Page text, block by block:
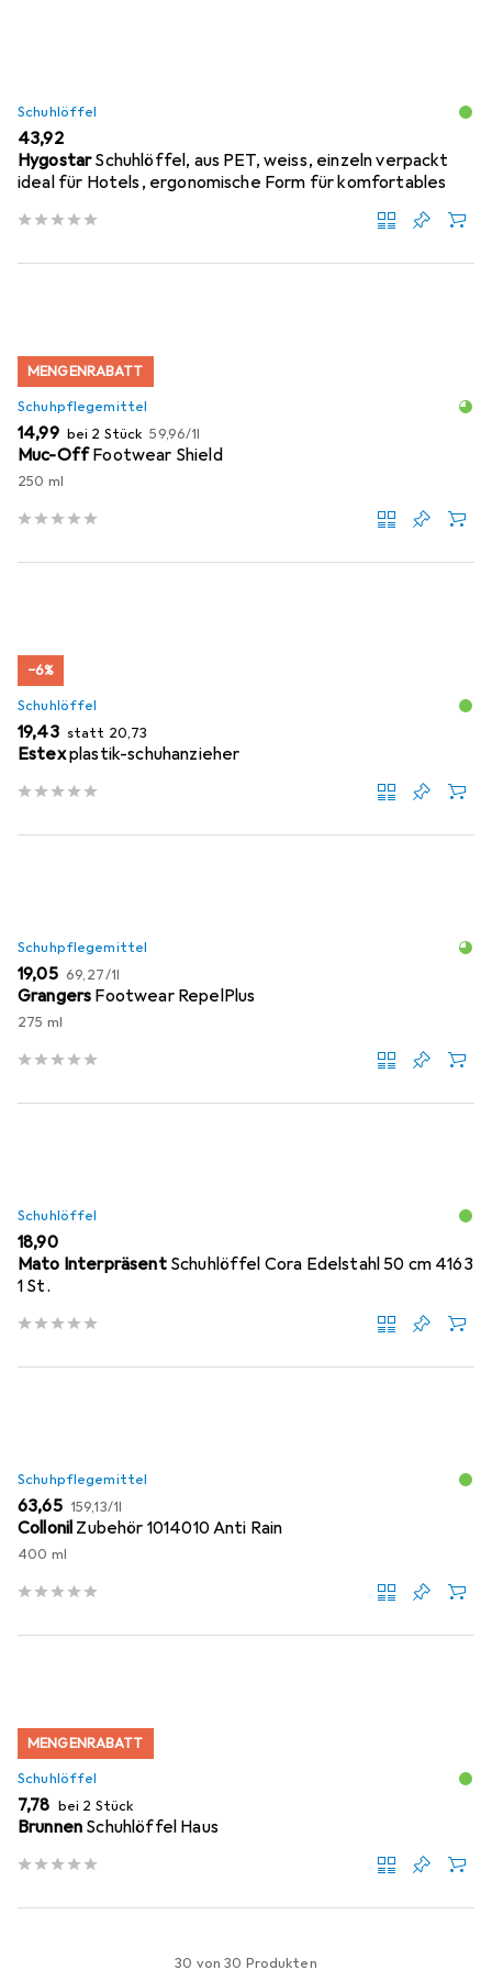
Schuhlöffel
EUR
43,92
HygostarSchuhlöffel, aus PET, weiss, einzeln verpackt
ideal für Hotels, ergonomische Form für komfortables
MENGENRABATT
Schuhpflegemittel
EUR
14,99 bei 2 Stück EUR
59,96/1l
Muc-OffFootwear Shield
250 ml
−6%
Schuhlöffel
EUR
19,43 statt EUR
20,73
Estexplastik-schuhanzieher
Schuhpflegemittel
EUR
19,05 EUR
69,27/1l
Grangers Footwear RepelPlus
275 ml
Schuhlöffel
EUR
18,90
Mato Interpräsent Schuhlöffel Cora Edelstahl 50 cm 4163
1 St.
Schuhpflegemittel
EUR
63,65 EUR
159,13/1l
Collonil Zubehör 1014010 Anti Rain
400 ml
MENGENRABATT
Schuhlöffel
EUR
7,78 bei 2 Stück
Brunnen Schuhlöffel Haus
30 von 30 Produkten